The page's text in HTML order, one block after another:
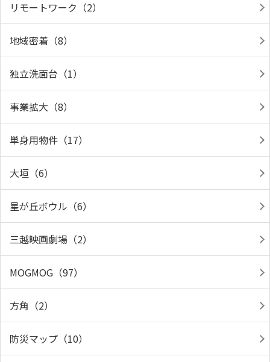
リモートワーク（2）
地域密着（8）
独立洗面台（1）
事業拡大（8）
単身用物件（17）
大垣（6）
星が丘ボウル（6）
三越映画劇場（2）
MOGMOG（97）
方角（2）
防災マップ（10）